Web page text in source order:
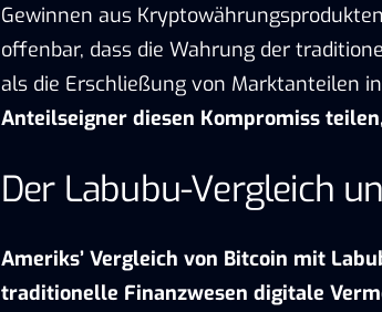
Gewinnen aus
offenbar, dass die Wahrung der
als die Erschließung von Marktanteilen
Anteilseigner diesen Kompromiss
Der Labubu-Vergleich
Ameriks’ Vergleich von Bitcoin mit
traditionelle Finanzwesen digitale